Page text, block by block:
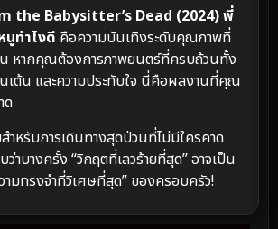
the Babysitter’s Dead (2024) พี่
นูทำไงดี คือความบันเทิงระดับคุณภาพที่
น หากคุณต้องการภาพยนตร์ที่ครบถ้วนทั้ง
เต้น และความประทับใจ นี่คือผลงานที่คุณ
ด
ำหรับการเดินทางสุดป่วนที่ไม่มีใครคาด
าบางครั้ง “วิกฤตที่เลวร้ายที่สุด” อาจเป็น
ามทรงจำที่วิเศษที่สุด” ของครอบครัว!